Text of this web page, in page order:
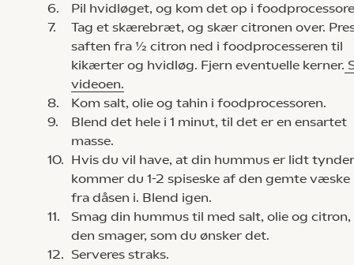
6.
Pil hvidløget, og kom det op i
7.
Tag et skærebræt, og skær citronen over.
saften fra ½ citron ned i foodprocesseren til
kikærter og hvidløg. Fjern eventuelle kerner.
videoen.
8.
Kom salt, olie og tahin i foodprocessoren.
9.
Blend det hele i 1 minut, til det er en ensartet
masse.
10. Hvis du vil have, at din hummus er lidt
kommer du 1-2 spiseske af den gemte væske
fra dåsen i. Blend igen.
11.
Smag din hummus til med salt, olie og citron,
den smager, som du ønsker det.
12. Serveres straks.